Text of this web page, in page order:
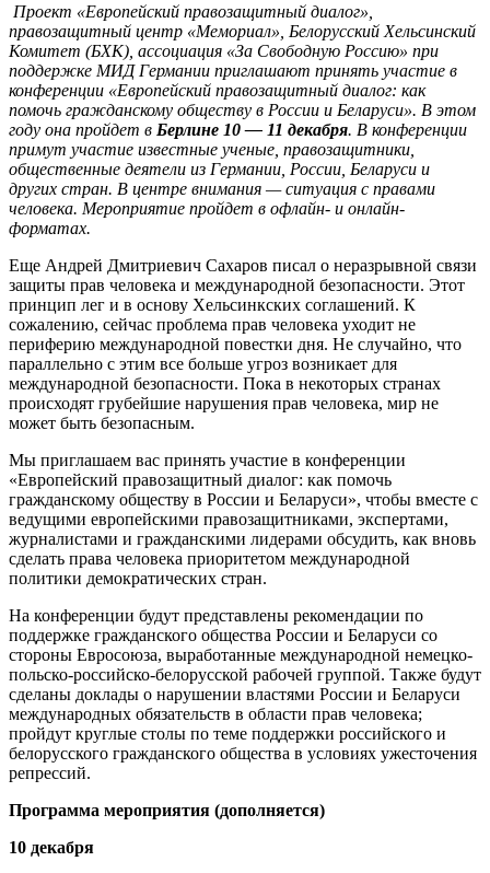
Проект «Европейский правозащитный диалог»,
правозащитный центр «Мемориал», Белорусский Хельсинский
Комитет (БХК), ассоциация «За Свободную Россию» при
поддержке МИД Германии приглашают принять участие в
конференции «Европейский правозащитный диалог: как
помочь гражданскому обществу в России и Беларуси». В этом
году она пройдет в Берлине 10 — 11 декабря. В конференции
примут участие известные ученые, правозащитники,
общественные деятели из Германии, России, Беларуси и
других стран. В центре внимания — ситуация с правами
человека. Мероприятие пройдет в офлайн- и онлайн-
форматах.
Еще Андрей Дмитриевич Сахаров писал о неразрывной связи
защиты прав человека и международной безопасности. Этот
принцип лег и в основу Хельсинкских соглашений. К
сожалению, сейчас проблема прав человека уходит не
периферию международной повестки дня. Не случайно, что
параллельно с этим все больше угроз возникает для
международной безопасности. Пока в некоторых странах
происходят грубейшие нарушения прав человека, мир не
может быть безопасным.
Мы приглашаем вас принять участие в конференции
«Европейский правозащитный диалог: как помочь
гражданскому обществу в России и Беларуси», чтобы вместе с
ведущими европейскими правозащитниками, экспертами,
журналистами и гражданскими лидерами обсудить, как вновь
сделать права человека приоритетом международной
политики демократических стран.
На конференции будут представлены рекомендации по
поддержке гражданского общества России и Беларуси со
стороны Евросоюза, выработанные международной немецко-
польско-российско-белорусской рабочей группой. Также будут
сделаны доклады о нарушении властями России и Беларуси
международных обязательств в области прав человека;
пройдут круглые столы по теме поддержки российского и
белорусского гражданского общества в условиях ужесточения
репрессий.
Программа мероприятия (дополняется)
10 декабря